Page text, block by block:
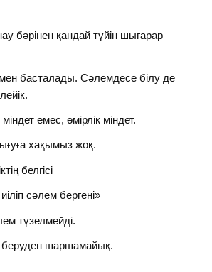
бәрінен қандай түйін шығарар
басталады. Сәлемдесе білу де
емес, өмірлік міндет.
хақымыз жоқ.
белгісі
сәлем бергені»
түзелмейді.
шаршамайық.